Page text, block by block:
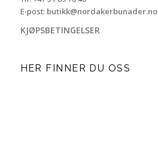
E-post: butikk@nordakerbunader.no
KJØPSBETINGELSER
HER FINNER DU OSS